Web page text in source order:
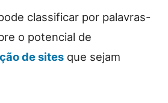
classificar por palavras-
o potencial de
de sites que sejam